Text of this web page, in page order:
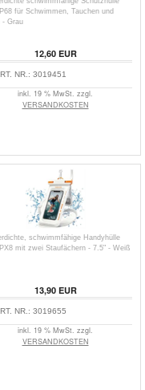
für Schwimmen, Tauchen und
- Grau
12,60EUR
NR.: 3019451
inkl. 19 % MwSt. zzgl.
VERSANDKOSTEN
schwimmfähige Handyhülle
mit zwei Staufächern - 7.5" - Weiß
13,90EUR
NR.: 3019655
inkl. 19 % MwSt. zzgl.
VERSANDKOSTEN